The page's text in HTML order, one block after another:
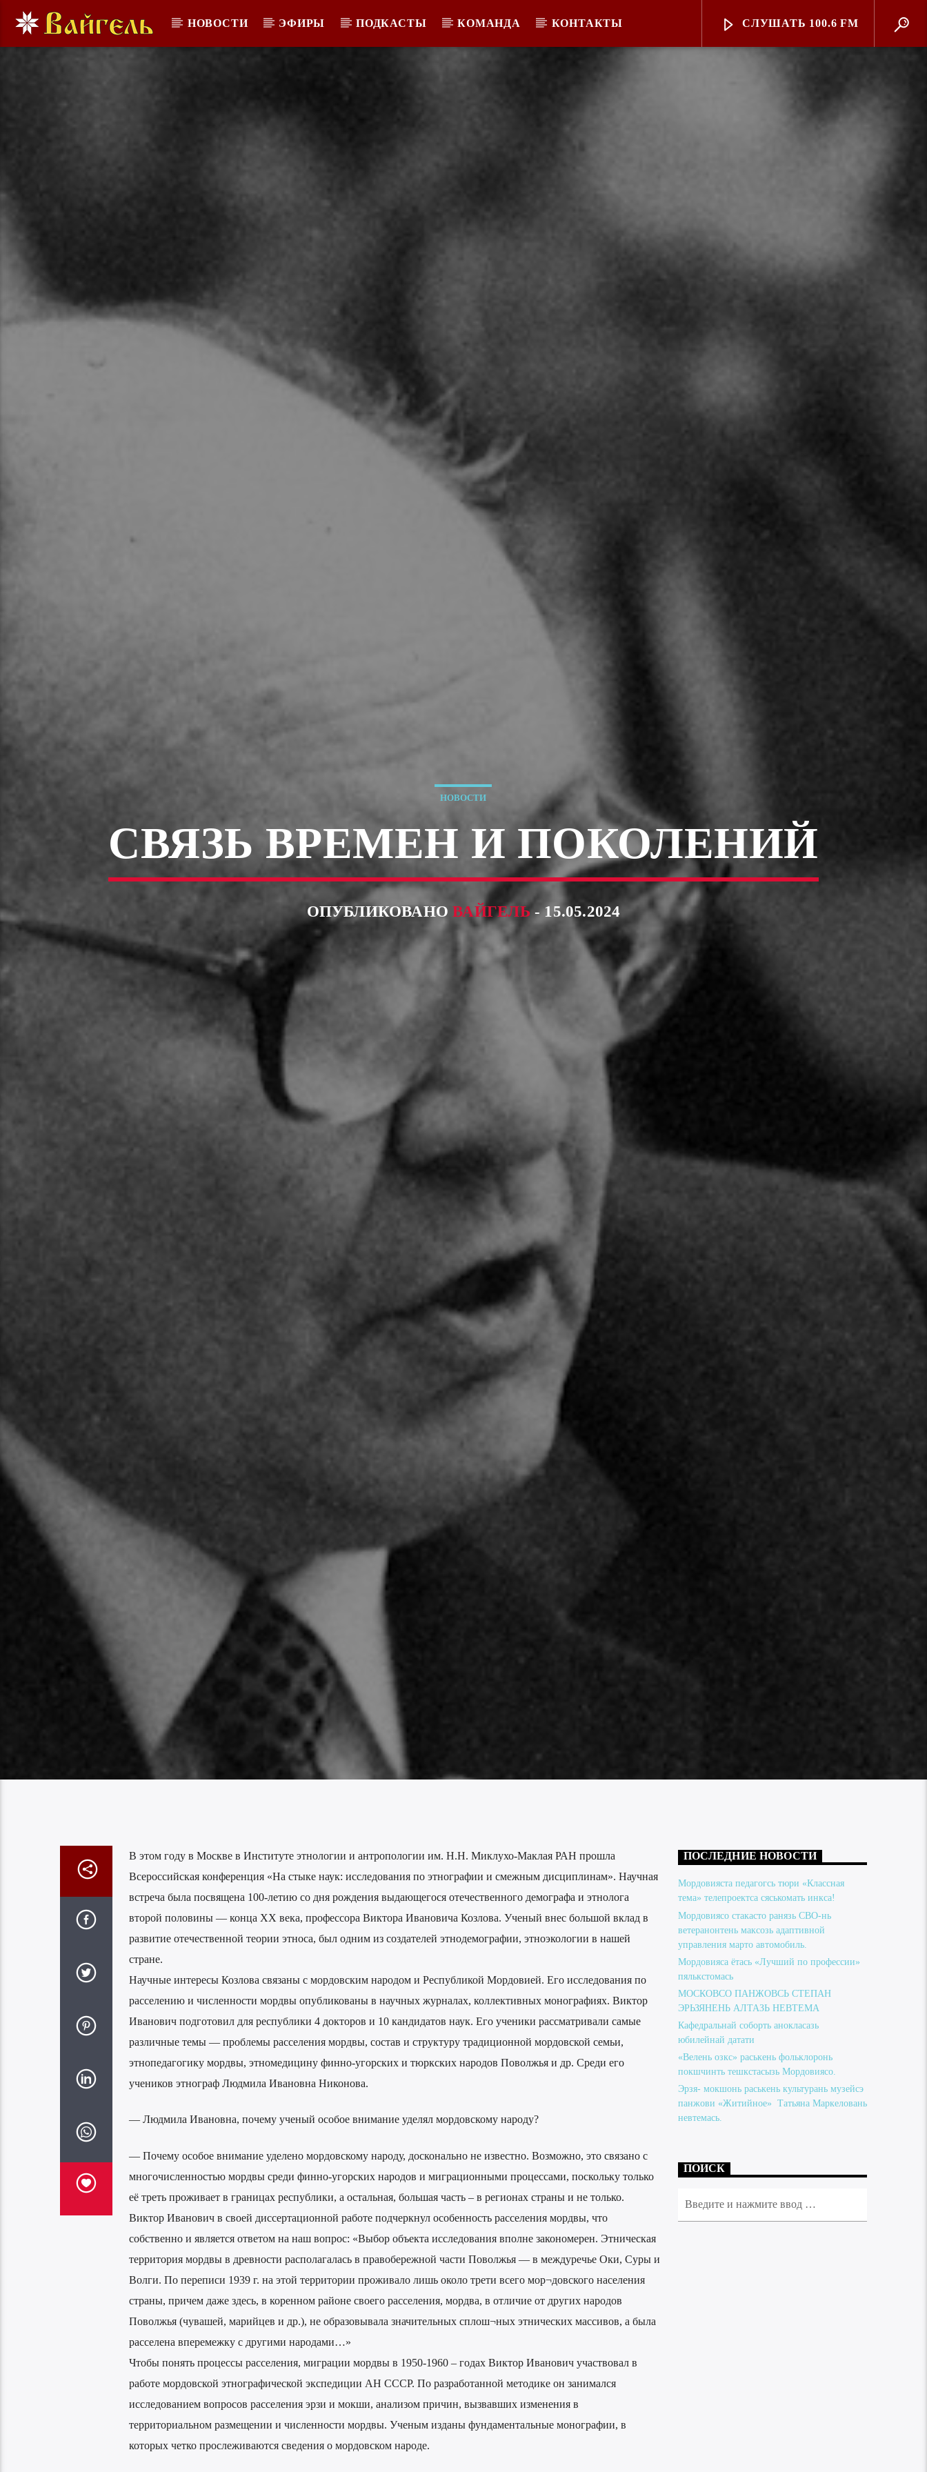
НОВОСТИ ЭФИРЫ ПОДКАСТЫ КОМАНДА КОНТАКТЫ СЛУШАТЬ 100.6 FM
НОВОСТИ
СВЯЗЬ ВРЕМЕН И ПОКОЛЕНИЙ
ОПУБЛИКОВАНОВАЙГЕЛЬ- 15.05.2024
В этом году в Москве в Институте этнологии и антропологии им. Н.Н. Миклухо-Маклая РАН прошла
Всероссийская конференция «На стыке наук: исследования по этнографии и смежным дисциплинам». Научная
встреча была посвящена 100-летию со дня рождения выдающегося отечественного демографа и этнолога
второй половины — конца ХХ века, профессора Виктора Ивановича Козлова. Ученый внес большой вклад в
развитие отечественной теории этноса, был одним из создателей этнодемографии, этноэкологии в нашей
стране.
Научные интересы Козлова связаны с мордовским народом и Республикой Мордовией. Его исследования по
расселению и численности мордвы опубликованы в научных журналах, коллективных монографиях. Виктор
Иванович подготовил для республики 4 докторов и 10 кандидатов наук. Его ученики рассматривали самые
различные темы — проблемы расселения мордвы, состав и структуру традиционной мордовской семьи,
этнопедагогику мордвы, этномедицину финно-угорских и тюркских народов Поволжья и др. Среди его
учеников этнограф Людмила Ивановна Никонова.
— Людмила Ивановна, почему ученый особое внимание уделял мордовскому народу?
— Почему особое внимание уделено мордовскому народу, досконально не известно. Возможно, это связано с
многочисленностью мордвы среди финно-угорских народов и миграционными процессами, поскольку только
её треть проживает в границах республики, а остальная, большая часть – в регионах страны и не только.
Виктор Иванович в своей диссертационной работе подчеркнул особенность расселения мордвы, что
собственно и является ответом на наш вопрос: «Выбор объекта исследования вполне закономерен. Этническая
территория мордвы в древности располагалась в правобережной части Поволжья — в междуречье Оки, Суры и
Волги. По переписи 1939 г. на этой территории проживало лишь около трети всего мор¬довского населения
страны, причем даже здесь, в коренном районе своего расселения, мордва, в отличие от других народов
Поволжья (чувашей, марийцев и др.), не образовывала значительных сплош¬ных этнических массивов, а была
расселена вперемежку с другими народами…»
Чтобы понять процессы расселения, миграции мордвы в 1950-1960 – годах Виктор Иванович участвовал в
работе мордовской этнографической экспедиции АН СССР. По разработанной методике он занимался
исследованием вопросов расселения эрзи и мокши, анализом причин, вызвавших изменения в
территориальном размещении и численности мордвы. Ученым изданы фундаментальные монографии, в
которых четко прослеживаются сведения о мордовском народе.
ПОСЛЕДНИЕ НОВОСТИ
Мордовияста педагогсь тюри «Классная
тема» телепроектса сяськомать инкса!
Мордовиясо стакасто ранязь СВО-нь
ветеранонтень максозь адаптивной
управления марто автомобиль.
Мордовияса ётась «Лучший по профессии»
пялькстомась
МОСКОВСО ПАНЖОВСЬ СТЕПАН
ЭРЬЗЯНЕНЬ АЛТАЗЬ НЕВТЕМА
Кафедральнай соборть анокласазь
юбилейнай датати
«Велень озкс» раськень фольклоронь
покшчинть тешкстасызь Мордовиясо.
Эрзя- мокшонь раськень культурань музейсэ
панжови «Житийное» Татьяна Маркеловань
невтемась.
ПОИСК